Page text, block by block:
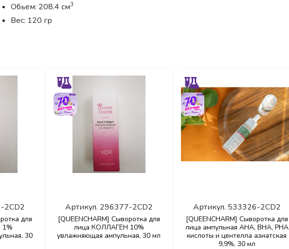
Обьем: 208.4 см3
Вес: 120 гр
2CD2
для
30
Артикул. 296377-2CD2
[QUEENCHARM] Сыворотка для
лица КОЛЛАГЕН 10%
увлажняющая ампульная, 30 мл
Артикул. 533326-2CD2
[QUEENCHARM] Сыворотка для
лица ампульная AHA, BHA, PHA
кислоты и центелла азиатская
9,9%, 30 мл